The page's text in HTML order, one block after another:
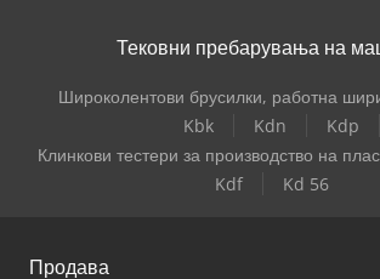
Тековни пребарувања на
Широколентови брусилки, работна
Kbk
Kdn
Kdp
Клинкови тестери за производство на
Kdf
Kd 56
Продава